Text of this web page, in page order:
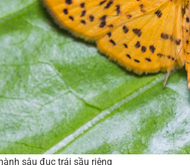
sâu đục trái sầu riêng